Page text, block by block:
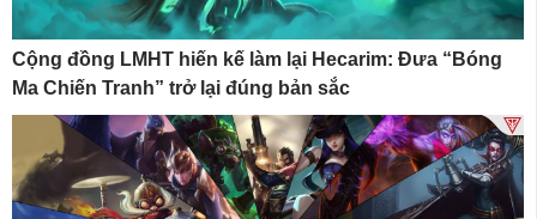
Cộng đồng LMHT hiến kế làm lại Hecarim: Đưa “Bóng
Ma Chiến Tranh” trở lại đúng bản sắc